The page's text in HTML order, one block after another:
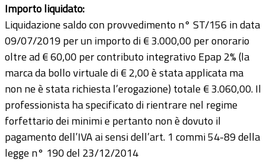
Importo liquidato:
Liquidazione saldo con provvedimento n° ST/156 in data
09/07/2019 per un importo di € 3.000,00 per onorario
oltre ad € 60,00 per contributo integrativo Epap 2% (la
marca da bollo virtuale di € 2,00 è stata applicata ma
non ne è stata richiesta l’erogazione) totale € 3.060,00. Il
professionista ha specificato di rientrare nel regime
forfettario dei minimi e pertanto non è dovuto il
pagamento dell’IVA ai sensi dell’art. 1 commi 54-89 della
legge n° 190 del 23/12/2014